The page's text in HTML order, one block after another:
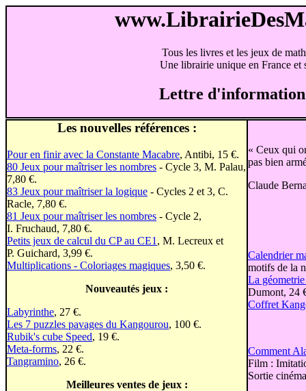
Tous les livres et les jeux de
Une librairie unique en France et
Lettre d'information
Les nouvelles références :
Pour en finir avec la Constante Macabre, Antibi, 15 €.
80 Jeux pour maîtriser les nombres - Cycle 3, M. Palau,
7,80 €.
83 Jeux pour maîtriser la logique - Cycles 2 et 3, C.
Racle, 7,80 €.
81 Jeux pour maîtriser les nombres - Cycle 2,
I. Fruchaud, 7,80 €.
Petits jeux de calcul du CP au CE1 , M. Lecreux et
P. Guichard, 3,99 €.
Multiplications - Coloriages magiques, 3,50 €.
Nouveautés jeux :
Labyrinthe, 27 €.
Les 7 puzzles pavages du Kangourou, 100 €.
Rubik's cube Speed, 19 €.
Meta-forms, 22 €.
Tangramino, 26 €.
Meilleures ventes de jeux :
« Ceux qui
pas bien
Claude
Calendrier
motifs de la
La
Dumont, 24
Coffret
Comment
Film :
Sortie